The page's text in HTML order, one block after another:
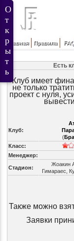
Главная Правила
Есть
Клуб имеет
не только
проект с нуля,
Клуб:
(
Класс:
Менеджер:
Стадион:
Жоакин
Гимараес,
Также можно
Заявки